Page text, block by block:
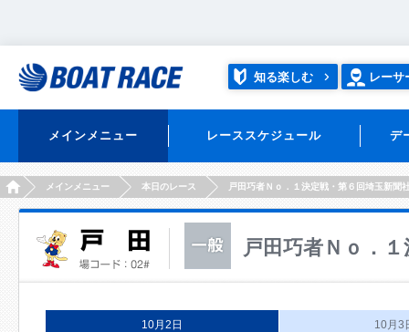
知る楽しむ レーサ
メインメニュー レーススケジュール デ
HOMEメインメニュー 本日のレース 戸田巧者Ｎｏ．１決定戦・第６回埼玉新聞
戸田巧者Ｎｏ．
10月2日 10月3